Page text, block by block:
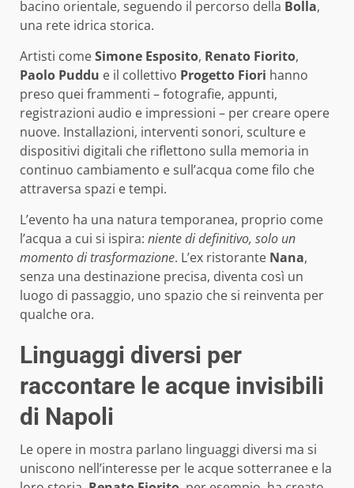
bacino orientale, seguendo il percorso della Bolla,
una rete idrica storica.
Artisti comeSimone Esposito, Renato Fiorito,
Paolo Puddu e il collettivo Progetto Fiori hanno
preso quei frammenti – fotografie, appunti,
registrazioni audio e impressioni – per creare opere
nuove. Installazioni, interventi sonori, sculture e
dispositivi digitali che riflettono sulla memoria in
continuo cambiamento e sull’acqua come filo che
attraversa spazi e tempi.
L’evento ha una natura temporanea, proprio come
l’acqua a cui si ispira: niente di definitivo, solo un
momento di trasformazione. L’ex ristorante Nana,
senza una destinazione precisa, diventa così un
luogo di passaggio, uno spazio che si reinventa per
qualche ora.
Linguaggi diversi per
raccontare le acque invisibili
di Napoli
Le opere in mostra parlano linguaggi diversi ma si
uniscono nell’interesse per le acque sotterranee e la